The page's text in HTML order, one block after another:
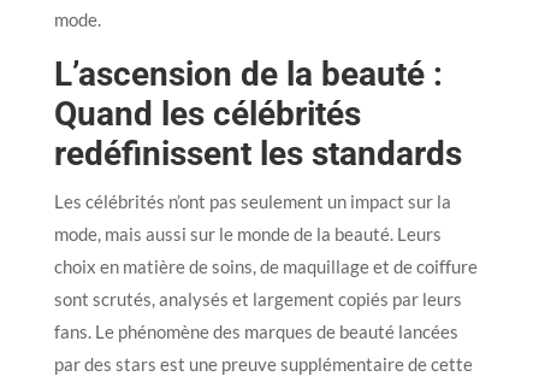
mode.
L’ascension de la beauté :
Quand les célébrités
redéfinissent les standards
Les célébrités n’ont pas seulement un impact sur la
mode, mais aussi sur le monde de la beauté. Leurs
choix en matière de soins, de maquillage et de coiffure
sont scrutés, analysés et largement copiés par leurs
fans. Le phénomène des marques de beauté lancées
par des stars est une preuve supplémentaire de cette